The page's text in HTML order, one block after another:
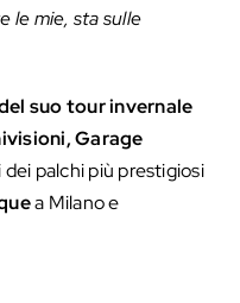
le mie, sta sulle
suo tour invernale
Garage
palchi più prestigiosi
a Milano e